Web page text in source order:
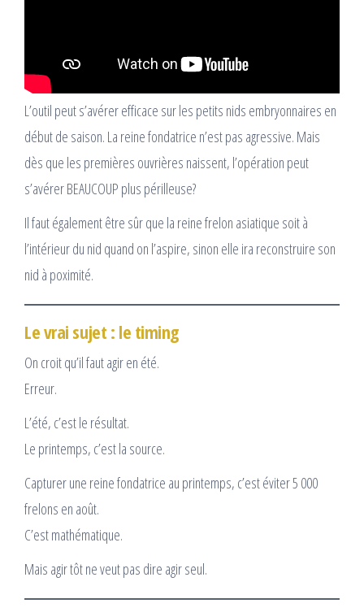
L’outil peut s’avérer efficace sur les petits nids embryonnaires en
début de saison. La reine fondatrice n’est pas agressive. Mais
dès que les premières ouvrières naissent, l’opération peut
s’avérer BEAUCOUP plus périlleuse?
Il faut également être sûr que la reine frelon asiatique soit à
l’intérieur du nid quand on l’aspire, sinon elle ira reconstruire son
nid à poximité.
Le vrai sujet : le timing
On croit qu’il faut agir en été.
Erreur.
L’été, c’est le résultat.
Le printemps, c’est la source.
Capturer une reine fondatrice au printemps, c’est éviter 5 000
frelons en août.
C’est mathématique.
Mais agir tôt ne veut pas dire agir seul.